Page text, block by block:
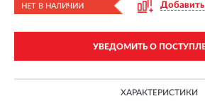
НЕТ В НАЛИЧИИ Добавить
УВЕДОМИТЬ О
ХАРАКТЕРИСТИКИ